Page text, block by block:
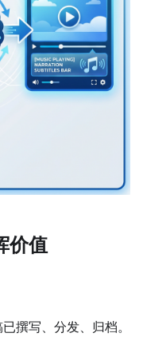
价值
撰写、分发、归档。